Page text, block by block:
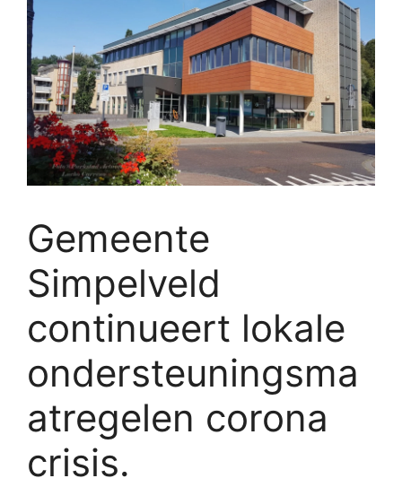
Gemeente
Simpelveld
continueert lokale
ondersteuningsma
atregelen corona
crisis.